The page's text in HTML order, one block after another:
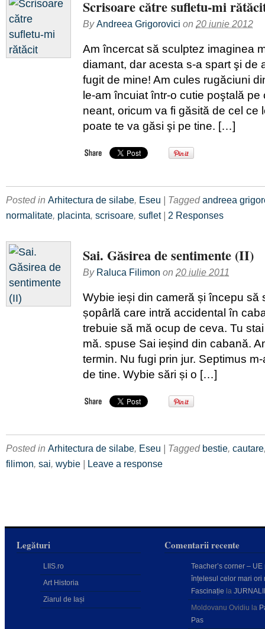
Scrisoare către sufletu-mi
ByAndreea Grigorovici on 20 iunie 2012
Am încercat să sculptez imaginea
diamant, dar acesta s-a spart şi de
fugit de mine! Am cules rugăciuni
le-am încuiat într-o cutie poştală pe
neant, oricum va fi găsită de cel ce
poate te va găsi şi pe tine. […]
Posted in Arhitectura de silabe, Eseu | Taggedandreea
normalitate, placinta, scrisoare, suflet| 2 Responses
Sai. Găsirea de sentimente (II)
By Raluca Filimon on 20 iulie 2011
Wybie ieși din cameră și începu
șopârlă care intră accidental în
trebuie să mă ocup de ceva. Tu
mă. spuse Sai ieșind din cabană.
termin. Nu fugi prin jur. Septimus
de tine. Wybie sări și o […]
Posted in Arhitectura de silabe, Eseu | Tagged bestie, cautare
filimon, sai, wybie | Leave a response
Legături
LIIS.ro
Art Historia
Ziarul de Iași
Comentarii recente
Teacher’s corner – UE
înțelesul celor mari ori
Fascinație la
Moldovanu Ovidiu la
Pas